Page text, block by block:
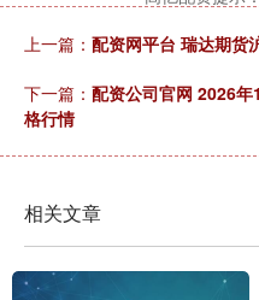
上一篇： 配资网平台 瑞达期货
下一篇： 配资公司官网 2026
格行情
相关文章